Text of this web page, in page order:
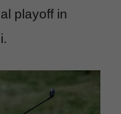
playoff in